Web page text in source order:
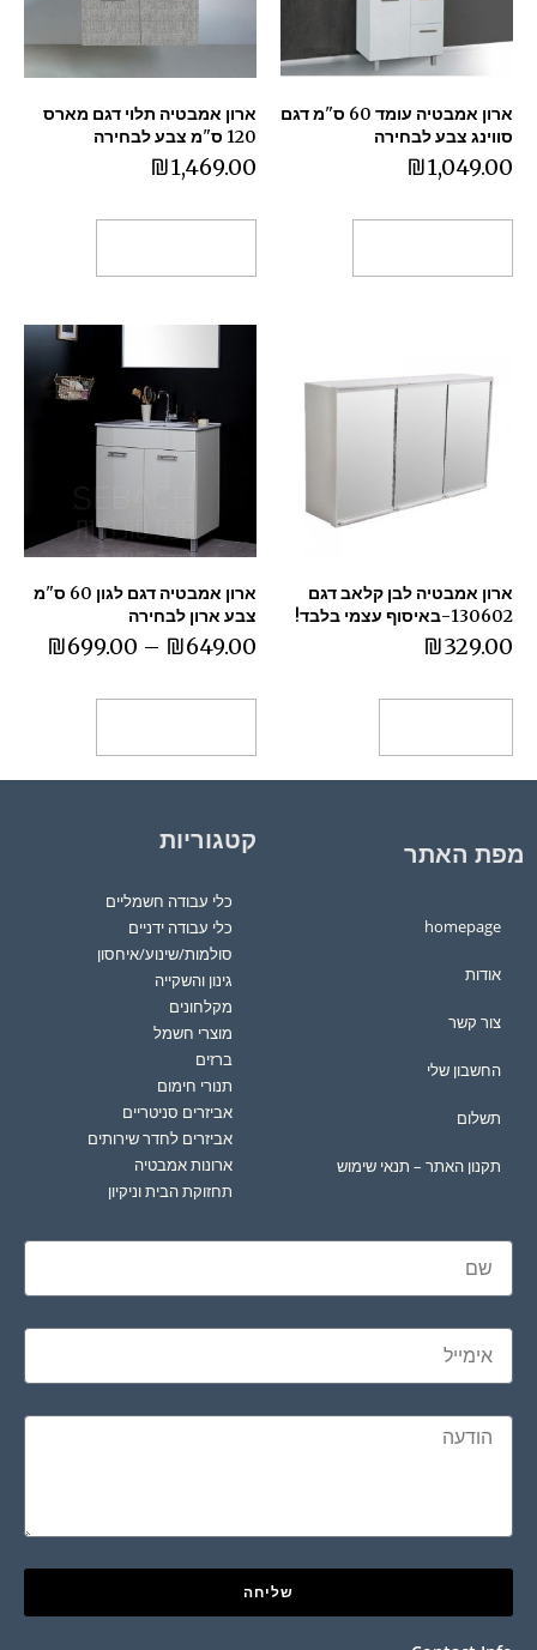
ארון אמבטיה עומד 60 ס"מ דגם
סווינג צבע לבחירה
₪1,049.00
ארון אמבטיה תלוי דגם מארס
120 ס"מ צבע לבחירה
₪1,469.00
ארון אמבטיה לבן קלאב דגם
130602-באיסוף עצמי בלבד!
₪329.00
ארון אמבטיה דגם לגון 60 ס"מ
צבע ארון לבחירה
₪649.00
–
₪699.00
מפת האתר
homepage
אודות
צור קשר
החשבון שלי
תשלום
תקנון האתר – תנאי שימוש
קטגוריות
כלי עבודה חשמליים
כלי עבודה ידניים
סולמות/שינוע/איחסון
גינון והשקייה
מקלחונים
מוצרי חשמל
ברזים
תנורי חימום
אביזרים סניטריים
אביזרים לחדר שירותים
ארונות אמבטיה
תחזוקת הבית וניקיון
שליחה